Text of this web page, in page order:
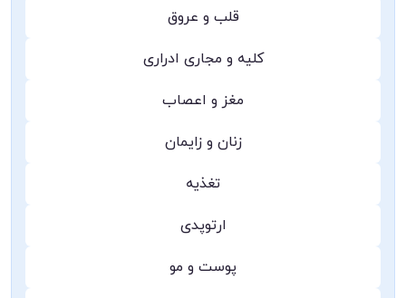
قلب و عروق
کلیه و مجاری ادراری
مغز و اعصاب
زنان و زایمان
تغذیه
ارتوپدی
پوست و مو